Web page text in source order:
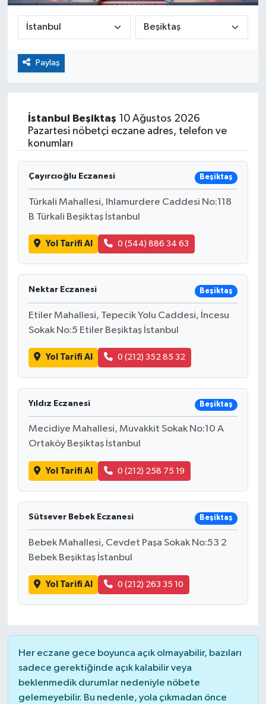
Paylaş
İstanbul Beşiktaş 10 Ağustos 2026
Pazartesi nöbetçi eczane adres, telefon ve
konumları
Çayırcıoğlu Eczanesi Beşiktaş
Türkali Mahallesi, Ihlamurdere Caddesi No:118
B Türkali Beşiktaş İstanbul
Yol Tarifi Al 0 (544) 886 34 63
Nektar Eczanesi Beşiktaş
Etiler Mahallesi, Tepecik Yolu Caddesi, İncesu
Sokak No:5 Etiler Beşiktaş İstanbul
Yol Tarifi Al 0 (212) 352 85 32
Yıldız Eczanesi Beşiktaş
Mecidiye Mahallesi, Muvakkit Sokak No:10 A
Ortaköy Beşiktaş İstanbul
Yol Tarifi Al 0 (212) 258 75 19
Sütsever Bebek Eczanesi Beşiktaş
Bebek Mahallesi, Cevdet Paşa Sokak No:53 2
Bebek Beşiktaş İstanbul
Yol Tarifi Al 0 (212) 263 35 10
Her eczane gece boyunca açık olmayabilir, bazıları
sadece gerektiğinde açık kalabilir veya
beklenmedik durumlar nedeniyle nöbete
gelemeyebilir. Bu nedenle, yola çıkmadan önce